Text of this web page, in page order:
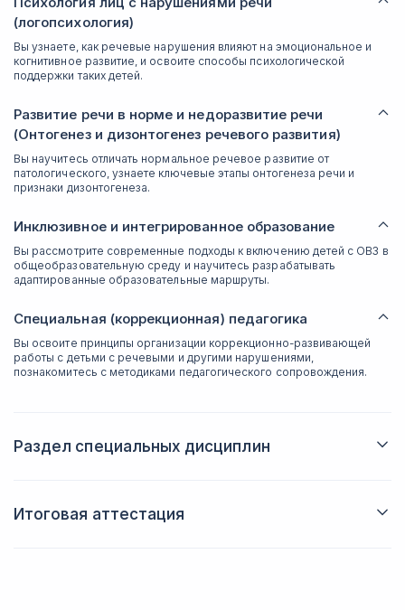
(логопсихология)
Вы узнаете, как речевые нарушения влияют на эмоциональное и
когнитивное развитие, и освоите способы психологической
поддержки таких детей.
Развитие речи в норме и недоразвитие речи
(Онтогенез и дизонтогенез речевого развития)
Вы научитесь отличать нормальное речевое развитие от
патологического, узнаете ключевые этапы онтогенеза речи и
признаки дизонтогенеза.
Инклюзивное и интегрированное образование
Вы рассмотрите современные подходы к включению детей с ОВЗ в
общеобразовательную среду и научитесь разрабатывать
адаптированные образовательные маршруты.
Специальная (коррекционная) педагогика
Вы освоите принципы организации коррекционно-развивающей
работы с детьми с речевыми и другими нарушениями,
познакомитесь с методиками педагогического сопровождения.
Раздел специальных дисциплин
карьерных перспективах логопеда, а также о роли этой профессии
в современной системе образования.
Организация дифференциальной диагностики в
Итоговая аттестация